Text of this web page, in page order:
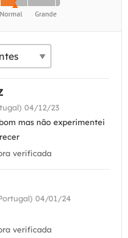
04/12/23
mas não experimentei
verificada
04/01/24
verificada